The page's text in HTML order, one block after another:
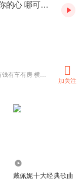
I'll love you more than anyone 热暖象你的心 哪可以封锁你 愿你待我认真 | 伤感的恋人-黄凯芹
上联：关注订阅点赞收藏 下联：有闲有钱有车有房 横批：完美掌控！
加关注
戴佩妮十大经典歌曲